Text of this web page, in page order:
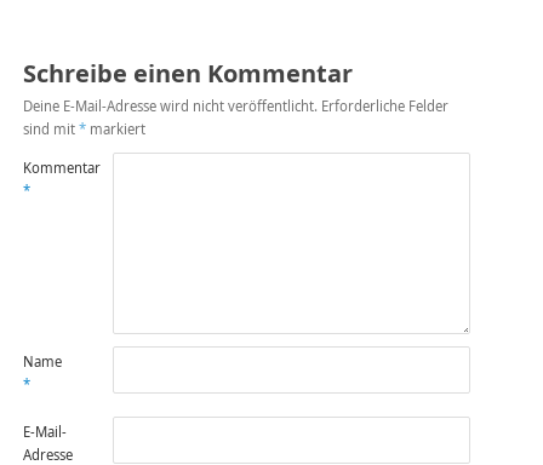
Schreibe einen Kommentar
Deine E-Mail-Adresse wird nicht veröffentlicht. Erforderliche Felder
sind mit *markiert
Kommentar
*
Name
*
E-Mail-
Adresse